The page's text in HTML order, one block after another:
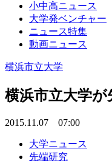
小中高ニュース
大学発ベンチャー
ニュース特集
動画ニュース
横浜市立大学
横浜市立大学
2015.11.07 07:00
大学ニュース
先端研究